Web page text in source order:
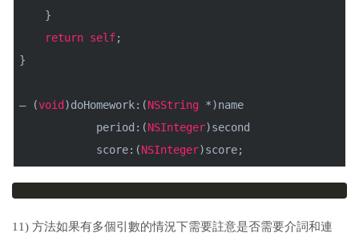
}
return self;
}
– (void )doHomework:(NSString *)name
period:(NSInteger)second
score:(NSInteger)score;
11) 方法如果有多個引數的情況下需要註意是否需要介詞和連